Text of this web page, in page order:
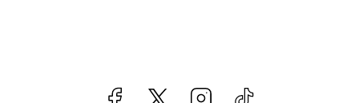
Facebook kzifcak85131Instagram